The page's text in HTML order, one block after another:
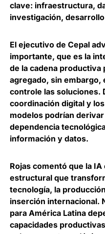
clave: infraestructura,
investigación,
El ejecutivo de Cepal
importante, que es la
de la cadena
agregado, sin embargo,
controle las soluciones.
coordinación digital y
modelos podrían
dependencia
información y datos.
Rojas comentó que la
estructural que
tecnología, la
inserción internacional.
para América Latina
capacidades